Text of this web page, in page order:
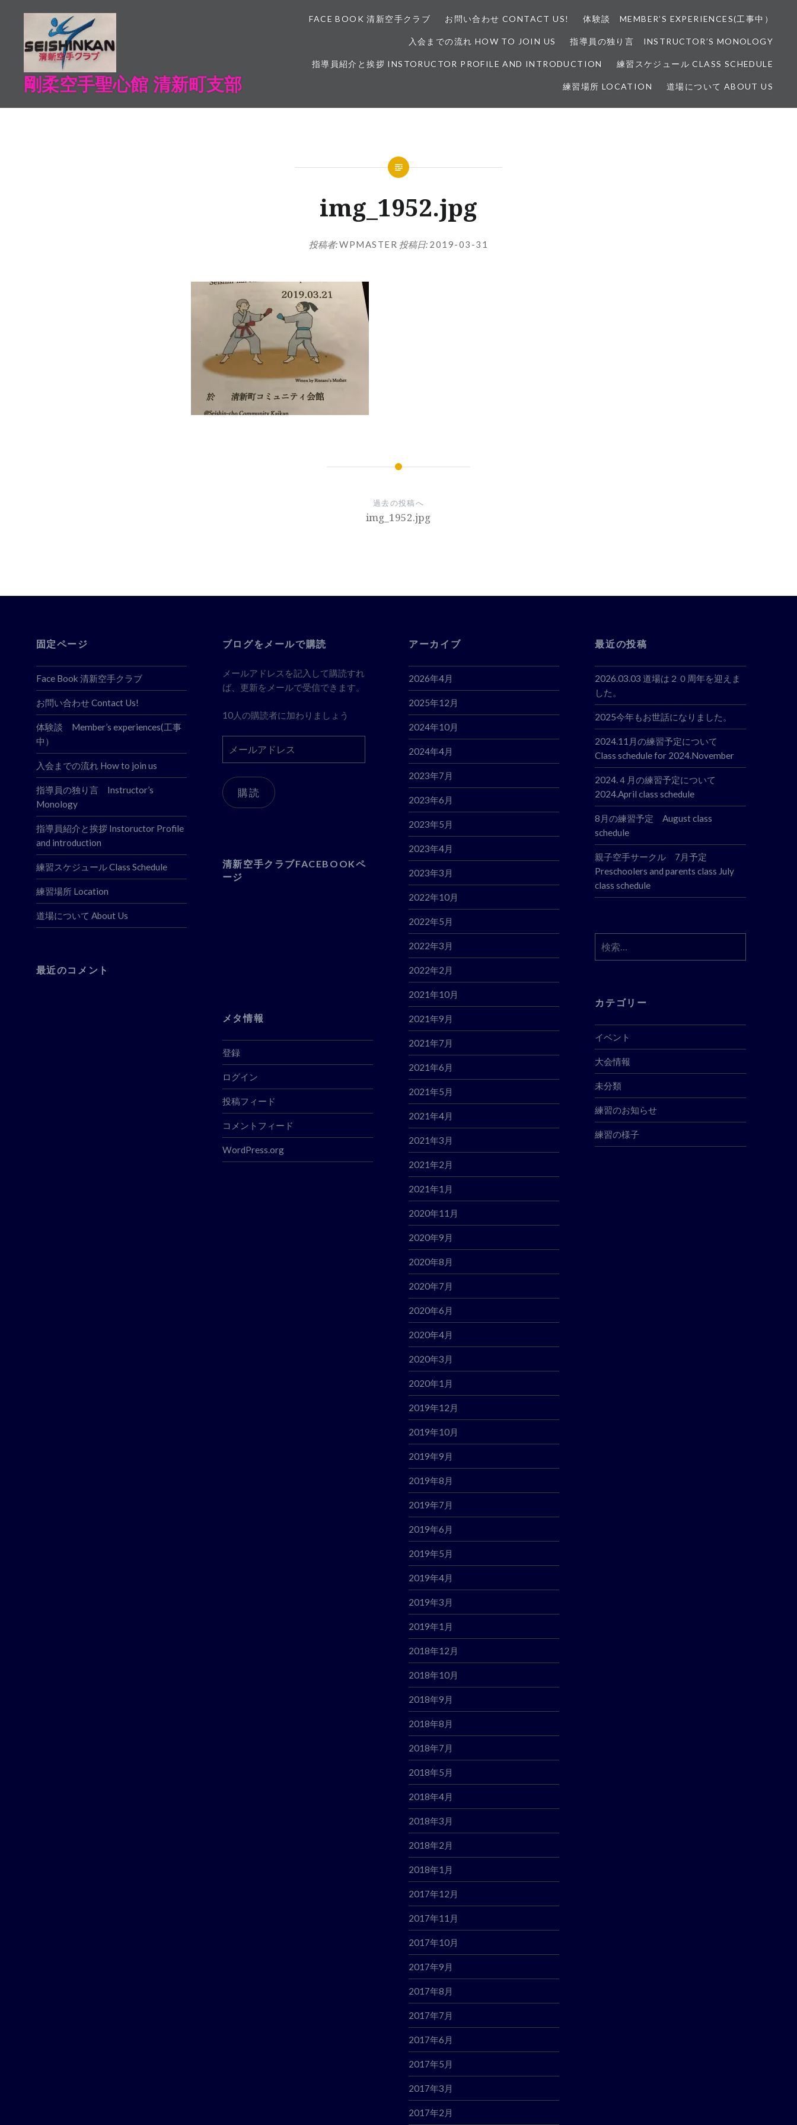
剛柔空手聖心館 清新町支部
FACE BOOK 清新空手クラブ お問い合わせ CONTACT US! 体験談 MEMBER’S EXPERIENCES(工事中）
入会までの流れ HOW TO JOIN US 指導員の独り言 INSTRUCTOR’S MONOLOGY
指導員紹介と挨拶 INSTORUCTOR PROFILE AND INTRODUCTION 練習スケジュール CLASS SCHEDULE
練習場所 LOCATION 道場について ABOUT US
img_1952.jpg
投稿者:WPMASTER 投稿日: 2019-03-31
シ
過去の投稿へ
img_1952.jpg
固定ページ
Face Book 清新空手クラブ
お問い合わせ Contact Us!
体験談 Member’s experiences(工事
中）
入会までの流れ How to join us
指導員の独り言 Instructor’s
Monology
指導員紹介と挨拶 Instoructor Profile
and introduction
練習スケジュール Class Schedule
練習場所 Location
道場について About Us
ブログをメールで購読
メールアドレスを記入して購読すれ
ば、更新をメールで受信できます。
10人の購読者に加わりましょう
ー
ア
ド
購読
アーカイブ
2026年4月
2025年12月
2024年10月
2024年4月
2023年7月
2023年6月
2023年5月
2023年4月
2023年3月
2022年10月
2022年5月
2022年3月
2022年2月
2021年10月
2021年9月
2021年7月
2021年6月
2021年5月
2021年4月
2021年3月
2021年2月
2021年1月
2020年11月
2020年9月
2020年8月
2020年7月
2020年6月
2020年4月
2020年3月
2020年1月
2019年12月
2019年10月
2019年9月
2019年8月
2019年7月
2019年6月
2019年5月
2019年4月
2019年3月
2019年1月
2018年12月
2018年10月
2018年9月
2018年8月
2018年7月
2018年5月
2018年4月
2018年3月
2018年2月
2018年1月
2017年12月
2017年11月
2017年10月
2017年9月
2017年8月
2017年7月
2017年6月
2017年5月
2017年3月
2017年2月
最近の投稿
2026.03.03 道場は２０周年を迎えま
した。
2025今年もお世話になりました。
2024.11月の練習予定について
Class schedule for 2024.November
2024.４月の練習予定について
2024.April class schedule
8月の練習予定 August class
schedule
親子空手サークル 7月予定
Preschoolers and parents class July
class schedule
清新空手クラブFACEBOOKペ
ージ
索:
最近のコメント
カテゴリー
イベント
大会情報
未分類
練習のお知らせ
練習の様子
メタ情報
登録
ログイン
投稿フィード
コメントフィード
WordPress.org